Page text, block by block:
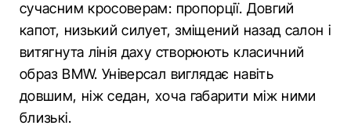
сучасним кросоверам: пропорції. Довгий
капот, низький силует, зміщений назад салон і
витягнута лінія даху створюють класичний
образ BMW. Універсал виглядає навіть
довшим, ніж седан, хоча габарити між ними
близькі.